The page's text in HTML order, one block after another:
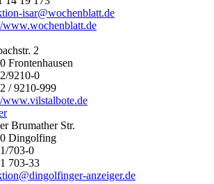
isar@wochenblatt.de
www.wochenblatt.de
2
Frontenhausen
9210-0
/ 9210-999
www.vilstalbote.de
Brumather Str.
Dingolfing
703-0
703-33
anzeiger.de